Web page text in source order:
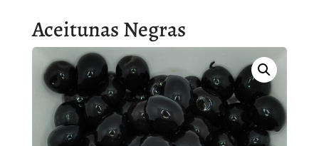
Aceitunas Negras